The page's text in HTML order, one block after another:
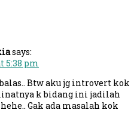
says:
5:38 pm
Btw aku jg introvert kok
k bidang ini jadilah
Gak ada masalah kok